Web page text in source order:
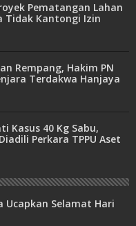
Pematangan Lahan
Tidak Kantongi Izin
Rempang, Hakim PN
Terdakwa Hanjaya
Kasus 40 Kg Sabu,
Perkara TPPU Aset
Ucapkan Selamat Hari